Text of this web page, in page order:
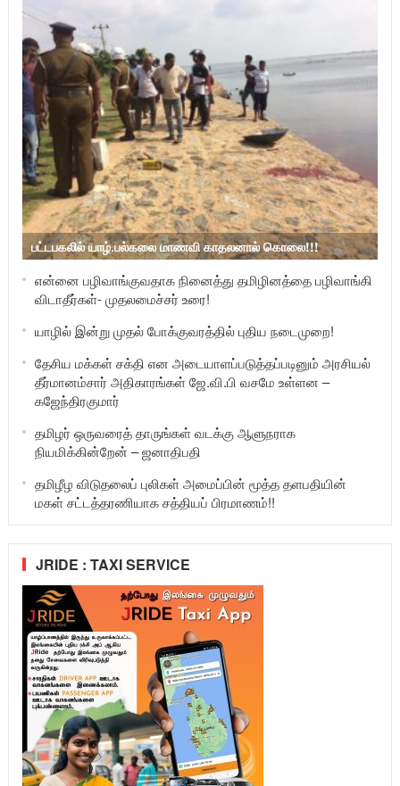
பட்டபகலில் யாழ்.பல்கலை மாணவி காதலனால் கொலை!!!
என்னை பழிவாங்குவதாக நினைத்து தமிழினத்தை பழிவாங்கி
விடாதீர்கள்- முதலமைச்சர் உரை!
யாழில் இன்று முதல் போக்குவரத்தில் புதிய நடைமுறை!
தேசிய மக்கள் சக்தி என அடையாளப்படுத்தப்படினும் அரசியல்
தீர்மானம்சார் அதிகாரங்கள் ஜே.வி.பி வசமே உள்ளன –
கஜேந்திரகுமார்
தமிழர் ஒருவரைத் தாருங்கள் வடக்கு ஆளுநராக
நியமிக்கின்றேன் – ஜனாதிபதி
தமிழீழ விடுதலைப் புலிகள் அமைப்பின் மூத்த தளபதியின்
மகள் சட்டத்தரணியாக சத்தியப் பிரமாணம்!!
JRIDE : TAXI SERVICE